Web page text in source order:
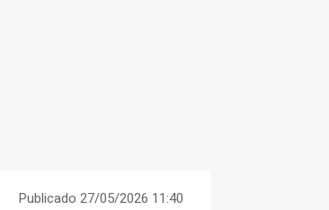
Publicado 27/05/2026 11:40